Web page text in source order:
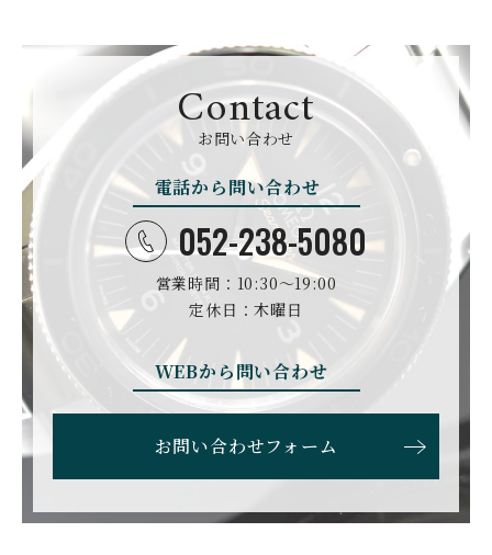
CYRUS CZAPEK
チャペック
D. DORNBLÜTH&SOH
N
D.ドルンブルート＆ゾー
DAMASKO
DANIEL ROTH
ダニエル・ロート
DAVOSA
ダボサ
DUBEY&SCHALDENBR
ダービー&シャルデンブラ
E.C.W
ヨーロピアン・カンパニ
ー・ウォッチ
EBERHARD
エベラール
EDOX
エドックス
F.P.ジュルヌ
ファーブル・ルーバ フォルティス
Contact
お問い合わせ
電話から問い合わせ
052-238-5080
営業時間：10:30〜19:00
定休日：木曜日
WEBから問い合わせ
お問い合わせフォーム